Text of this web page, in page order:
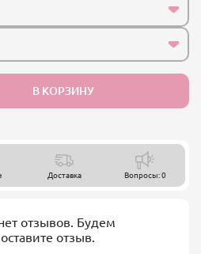
В КОРЗИНУ
Доставка Вопросы: 0
отзывов. Будем
отзыв.